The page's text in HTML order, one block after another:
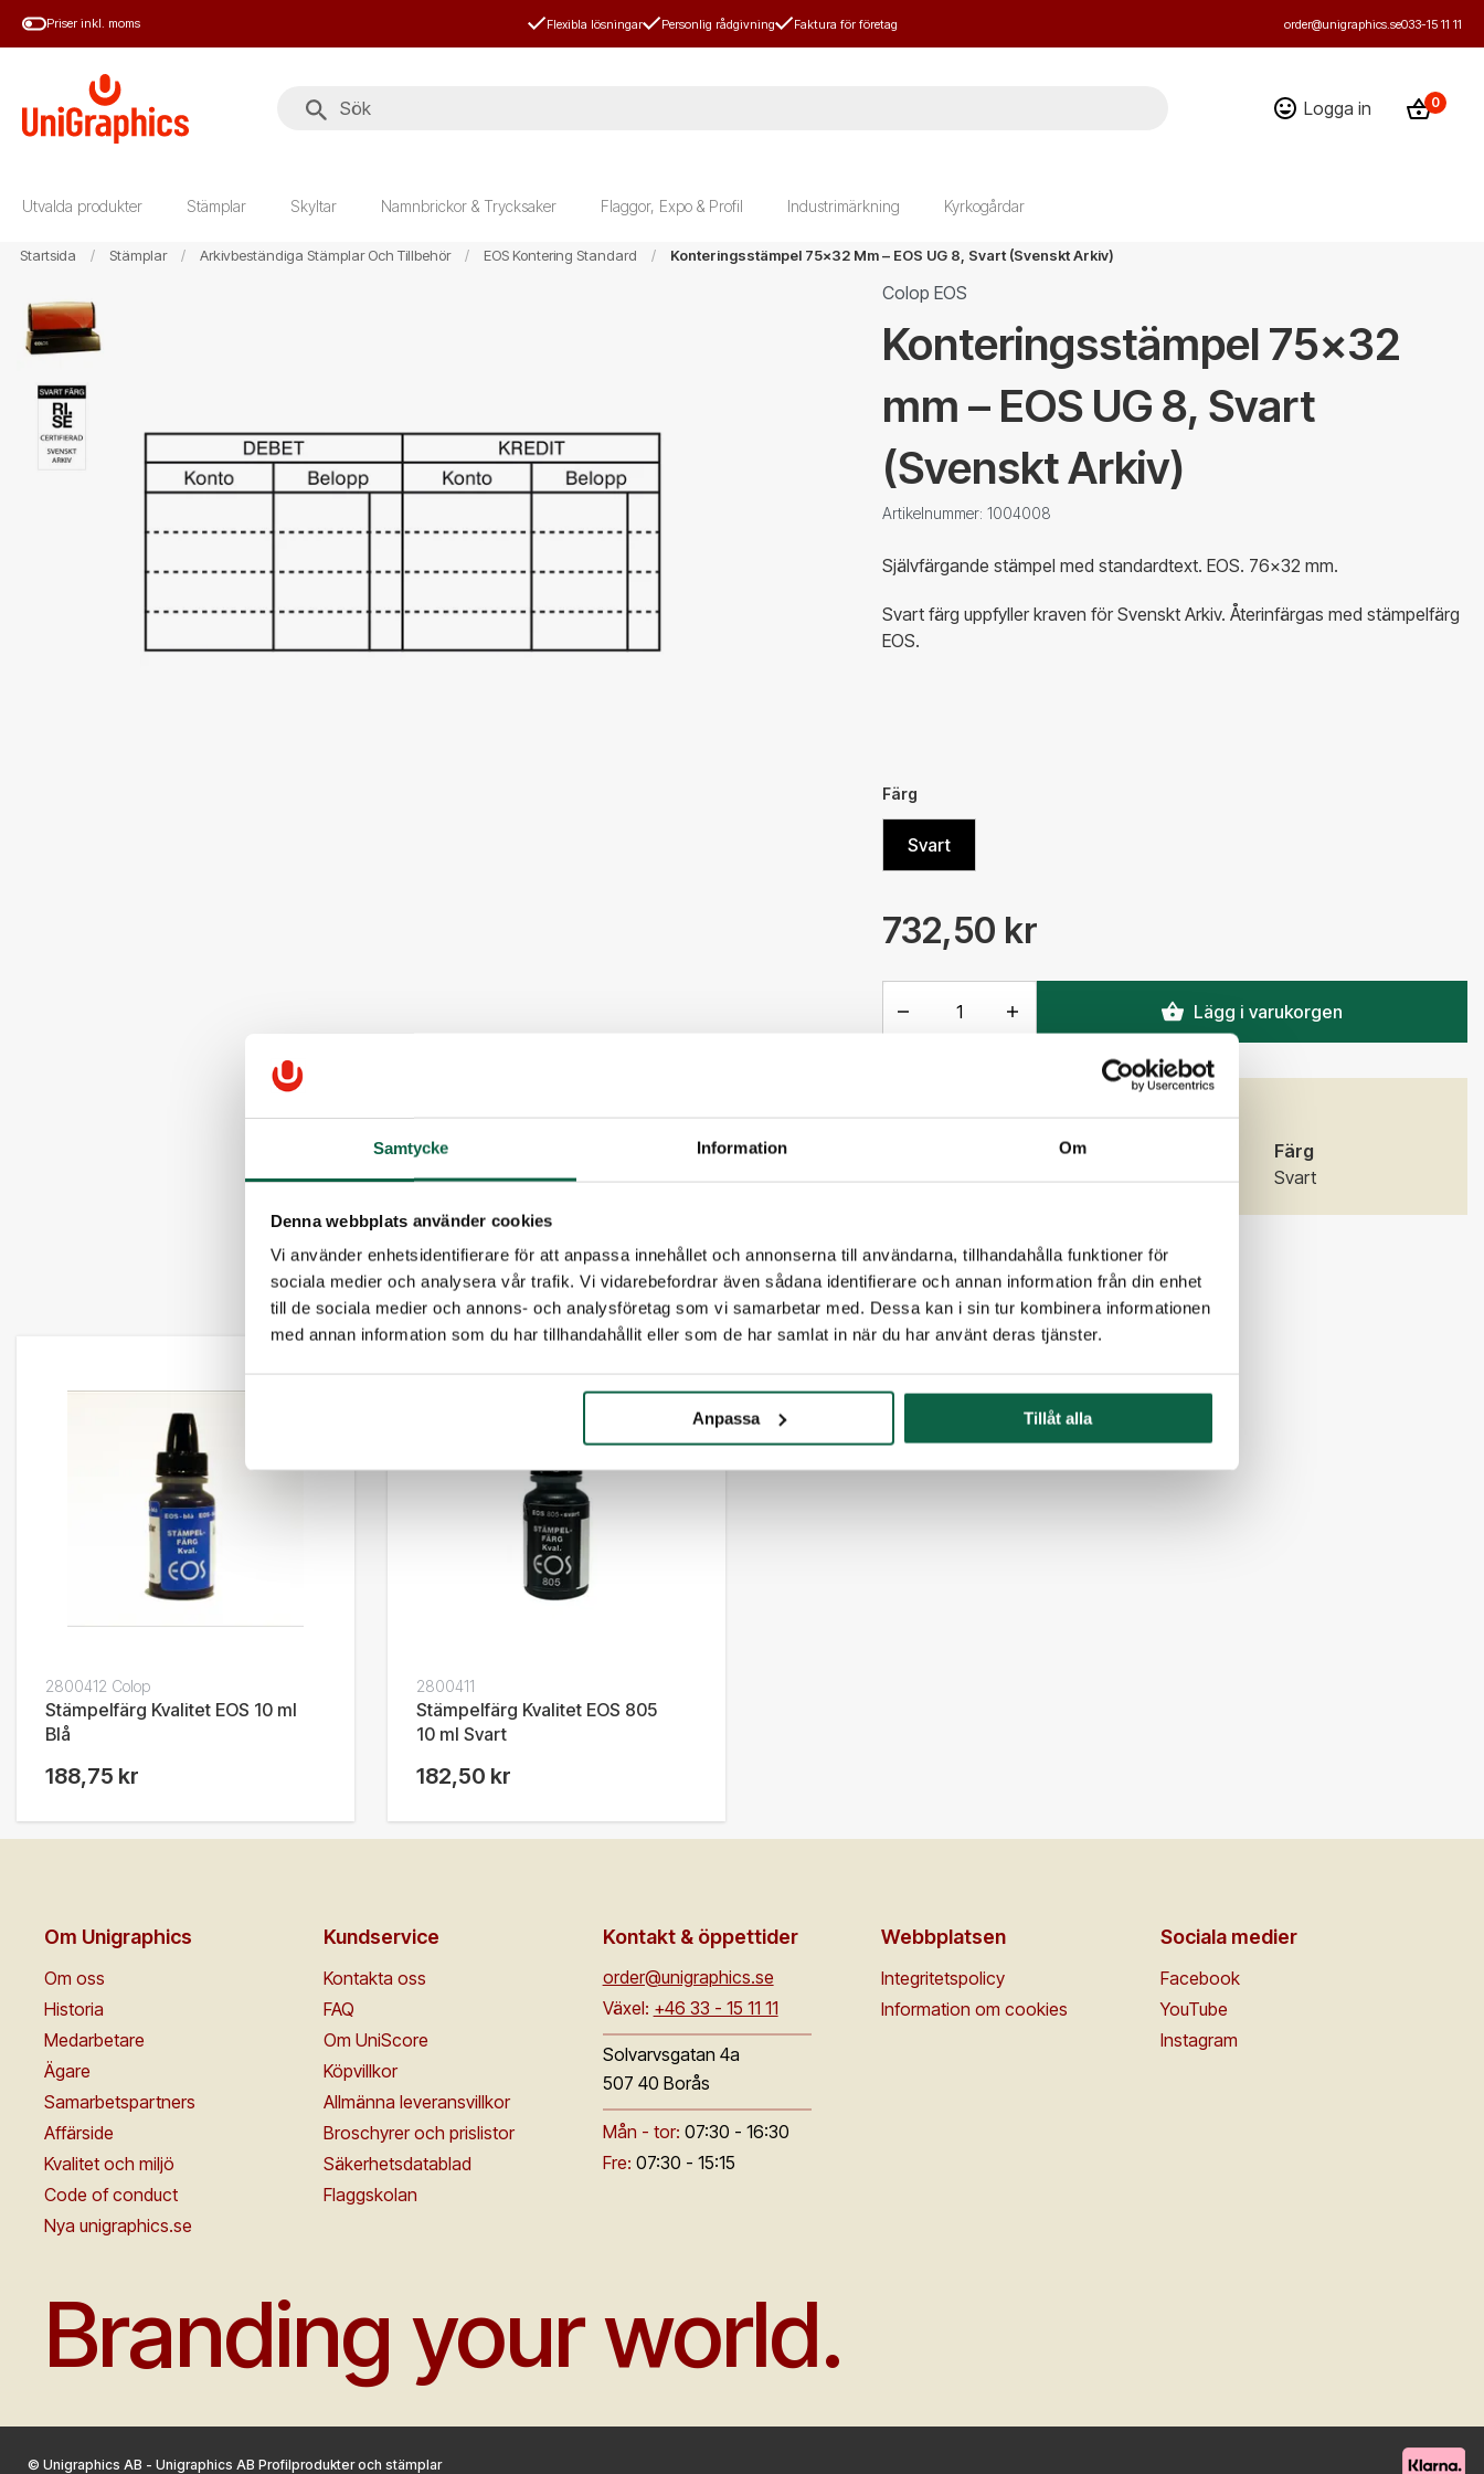
Samtycke Information Om
Denna webbplats använder cookies
Vi använder enhetsidentifierare för att anpassa innehållet och annonserna till användarna, tillhandahålla funktioner för
sociala medier och analysera vår trafik. Vi vidarebefordrar även sådana identifierare och annan information från din enhet
till de sociala medier och annons- och analysföretag som vi samarbetar med. Dessa kan i sin tur kombinera informationen
med annan information som du har tillhandahållit eller som de har samlat in när du har använt deras tjänster.
Anpassa Tillåt alla
HoppaPriser inkl. moms Flexibla lösningar Personlig rådgivning Faktura för företag order@unigraphics.se033-15 11 11
Logga in 0
Utvalda produkter Stämplar Skyltar Namnbrickor & Trycksaker Flaggor, Expo & Profil Industrimärkning Kyrkogårdar
Startsida Stämplar Arkivbeständiga Stämplar Och Tillbehör EOS Kontering Standard Konteringsstämpel 75x32 Mm – EOS UG 8, Svart (Svenskt Arkiv)
Colop EOS
Konteringsstämpel 75x32
mm – EOS UG 8, Svart
(Svenskt Arkiv)
Artikelnummer: 1004008
Självfärgande stämpel med standardtext. EOS. 76x32 mm.
Svart färg uppfyller kraven för Svenskt Arkiv. Återinfärgas med stämpelfärg
EOS.
Färg
Svart
732,50 kr
Lägg i varukorgen
32
75
Färg
Svart
TILLBEHÖR
2800412 Colop
Stämpelfärg Kvalitet EOS 10 ml
Blå
188,75 kr
2800411
Stämpelfärg Kvalitet EOS 805
10 ml Svart
182,50 kr
Om Unigraphics
Om oss
Historia
Medarbetare
Ägare
Samarbetspartners
Affärside
Kvalitet och miljö
Code of conduct
Nya unigraphics.se
Kundservice
Kontakta oss
FAQ
Om UniScore
Köpvillkor
Allmänna leveransvillkor
Broschyrer och prislistor
Säkerhetsdatablad
Flaggskolan
Kontakt & öppettider
order@unigraphics.se
Växel: +46 33 - 15 11 11
Solvarvsgatan 4a
507 40 Borås
Mån - tor: 07:30 - 16:30
Fre: 07:30 - 15:15
Webbplatsen
Integritetspolicy
Information om cookies
Sociala medier
Facebook
YouTube
Instagram
Branding your world.
© Unigraphics AB - Unigraphics AB Profilprodukter och stämplar